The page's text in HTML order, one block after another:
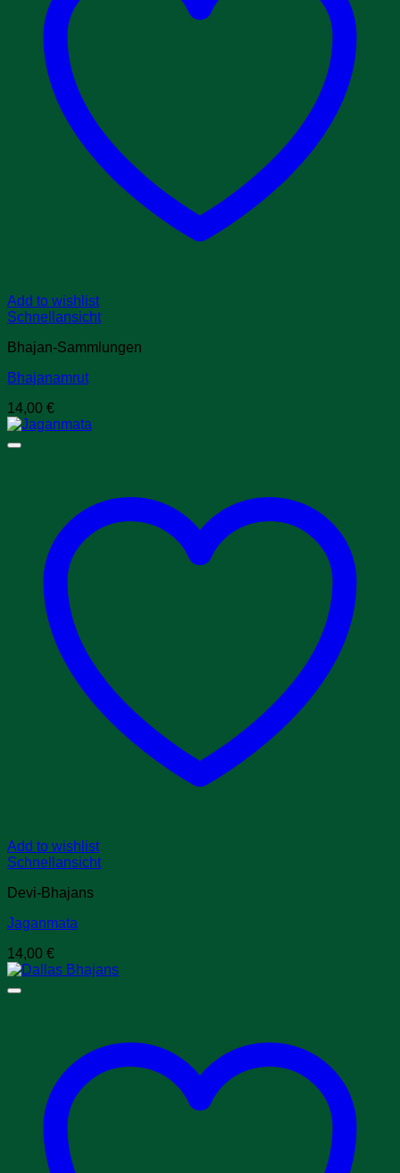
Add to wishlist
Schnellansicht
Bhajan-Sammlungen
Bhajanamrut
14,00 €
Add to wishlist
Schnellansicht
Devi-Bhajans
Jaganmata
14,00 €